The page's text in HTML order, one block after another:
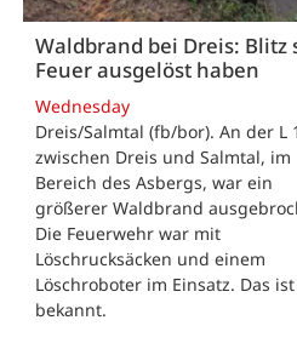
Waldbrand bei Dreis: Blitz
Feuer ausgelöst haben
Wednesday
Dreis/Salmtal (fb/bor). An der L
zwischen Dreis und Salmtal, im
Bereich des Asbergs, war ein
größerer Waldbrand
Die Feuerwehr war mit
Löschrucksäcken und einem
Löschroboter im Einsatz. Das
bekannt.